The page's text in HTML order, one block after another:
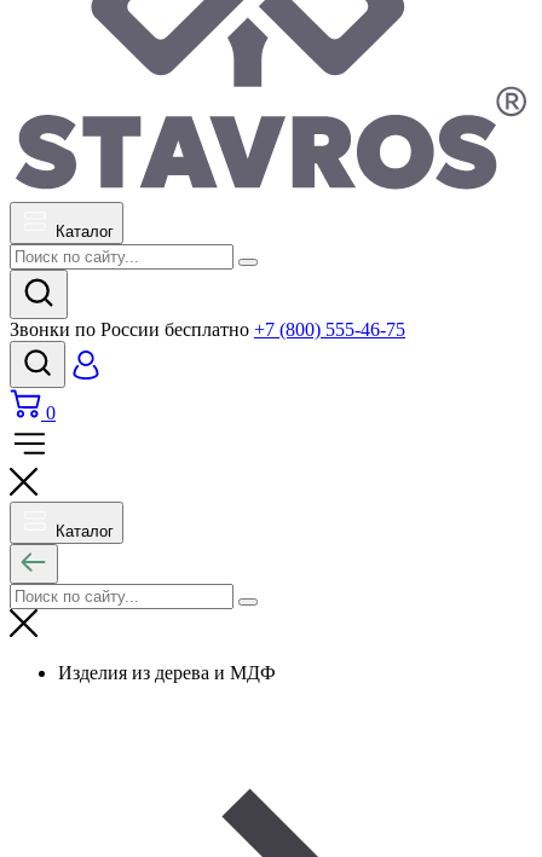
Каталог
Звонки по России бесплатно +7 (800) 555-46-75
0
Каталог
Изделия из дерева и МДФ